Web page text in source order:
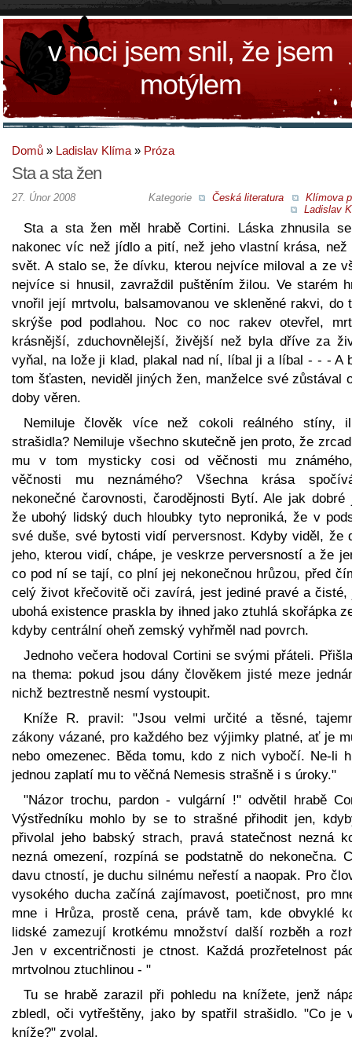
v noci jsem snil, že jsem
motýlem
Domů » Ladislav Klíma » Próza
Sta a sta žen
Kategorie Česká literatura
Klímova
Ladislav
27. Únor 2008
Sta a sta žen měl hrabě Cortini. Láska zhnusila
nakonec víc než jídlo a pití, než jeho vlastní krása, než
svět. A stalo se, že dívku, kterou nejvíce miloval a ze
nejvíce si hnusil, zavraždil puštěním žilou. Ve starém
vnořil její mrtvolu, balsamovanou ve skleněné rakvi, do
skrýše pod podlahou. Noc co noc rakev otevřel,
krásnější, zduchovnělejší, živější než byla dříve za
vyňal, na lože ji klad, plakal nad ní, líbal ji a líbal - - - A
tom šťasten, neviděl jiných žen, manželce své zůstával
doby věren.
Nemiluje člověk více než cokoli reálného stíny,
strašidla? Nemiluje všechno skutečně jen proto, že
mu v tom mysticky cosi od věčnosti mu
věčnosti mu neznámého? Všechna krása
nekonečné čarovnosti, čarodějnosti Bytí. Ale jak dobré
že ubohý lidský duch hloubky tyto neproniká, že v
své duše, své bytosti vidí perversnost. Kdyby viděl, že
jeho, kterou vidí, chápe, je veskrze perversností a že
co pod ní se tají, co plní jej nekonečnou hrůzou, před
celý život křečovitě oči zavírá, jest jediné pravé a čisté,
ubohá existence praskla by ihned jako ztuhlá skořápka
kdyby centrální oheň zemský vyhřměl nad povrch.
Jednoho večera hodoval Cortini se svými přáteli.
na thema: pokud jsou dány člověkem jisté meze
nichž beztrestně nesmí vystoupit.
Kníže R. pravil: "Jsou velmi určité a těsné,
zákony vázané, pro každého bez výjimky platné, ať je
nebo omezenec. Běda tomu, kdo z nich vybočí. Ne-li
jednou zaplatí mu to věčná Nemesis strašně i s úroky."
"Názor trochu, pardon - vulgární !" odvětil hrabě
Výstředníku mohlo by se to strašné přihodit jen,
přivolal jeho babský strach, pravá statečnost nezná
nezná omezení, rozpíná se podstatně do nekonečna.
davu ctností, je duchu silnému neřestí a naopak. Pro
vysokého ducha začíná zajímavost, poetičnost, pro
mne i Hrůza, prostě cena, právě tam, kde obvyklé
lidské zamezují krotkému množství další rozběh a
Jen v excentričnosti je ctnost. Každá prozřetelnost
mrtvolnou ztuchlinou - "
Tu se hrabě zarazil při pohledu na knížete, jenž
zbledl, oči vytřeštěny, jako by spatřil strašidlo. "Co je
kníže?" zvolal.